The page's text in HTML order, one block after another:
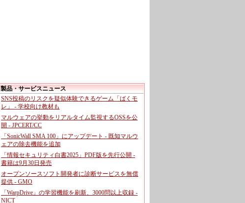
製品・サービスニュース
SNS投稿のリスクを疑似体験できるゲーム「ばくモ
レ」 - 学校向け教材も
マルウェアの挙動をリアルタイム監視するOSSを公
開 - JPCERT/CC
「SonicWall SMA 100」にアップデート - 既知マルウ
ェアの除去機能を追加
「情報セキュリティ白書2025」PDF版を先行公開 -
書籍は9月30日発売
オープンソースソフト開発者に診断サービスを無償
提供 - GMO
「WarpDrive」の学習機能を刷新、3000問以上収録 -
NICT